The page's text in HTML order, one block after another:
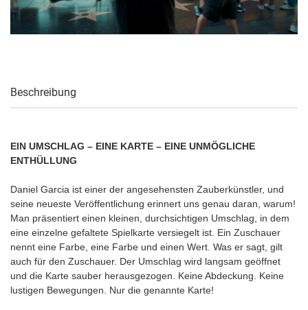
Beschreibung
EIN UMSCHLAG – EINE KARTE – EINE UNMÖGLICHE
ENTHÜLLUNG
Daniel Garcia ist einer der angesehensten Zauberkünstler, und
seine neueste Veröffentlichung erinnert uns genau daran, warum!
Man präsentiert einen kleinen, durchsichtigen Umschlag, in dem
eine einzelne gefaltete Spielkarte versiegelt ist. Ein Zuschauer
nennt eine Farbe, eine Farbe und einen Wert. Was er sagt, gilt
auch für den Zuschauer. Der Umschlag wird langsam geöffnet
und die Karte sauber herausgezogen. Keine Abdeckung. Keine
lustigen Bewegungen. Nur die genannte Karte!